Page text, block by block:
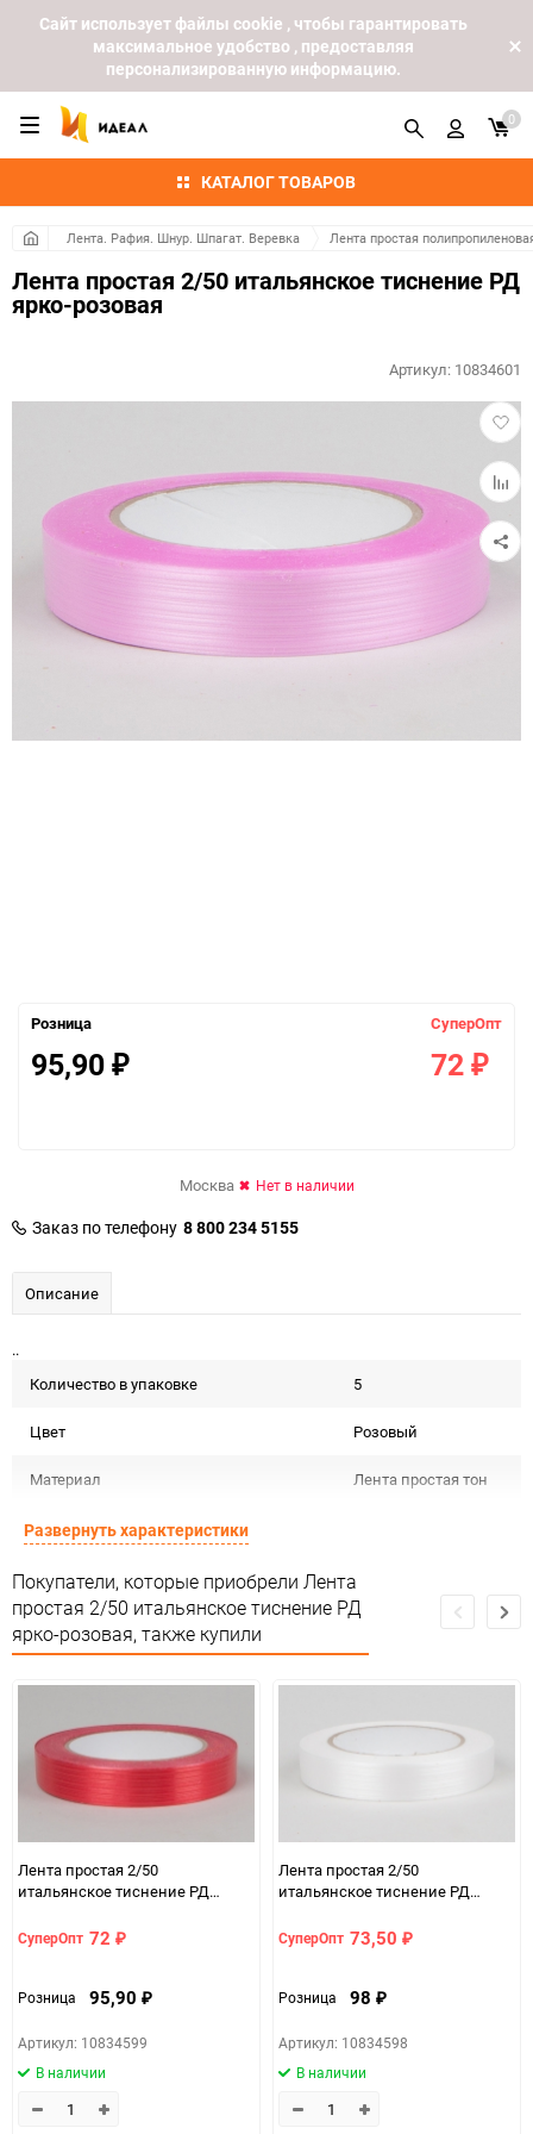
Cайт использует файлы cookie , чтобы гарантировать
максимальное удобство , предоставляя
персонализированную информацию.
КАТАЛОГ ТОВАРОВ
0
Лента. Рафия. Шнур. Шпагат. Веревка Лента простая
Лента простая 2/50 итальянское тиснение РД
ярко-розовая
в
к
Артикул: 10834601
Розница
95,90 ₽
СуперОпт
72 ₽
Москва Нет в наличии
Заказ по телефону 8 800 234 5155
Описание
..
Количество в упаковке
5
Цвет Розовый
Материал Лента простая тон
Срок годности
Предназначение товара Для декора
Сертификация
Особые условия
требует
Минимальное количество
Единица измерения шт
8cc6-b03af2b6059f
ЦветНоменклатуры розовый яркий
Развернуть характеристики
Покупатели, которые приобрели Лента
простая 2/50 итальянское тиснение РД
ярко-розовая, также купили
Лента простая 2/50
итальянское тиснение РД
СуперОпт 72 ₽
Розница 95,90 ₽
Артикул: 10834599
В наличии
Лента простая 2/50
итальянское тиснение РД
СуперОпт 73,50 ₽
Розница 98 ₽
Артикул: 10834598
В наличии